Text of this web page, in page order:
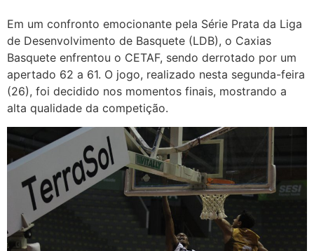
Em um confronto emocionante pela Série Prata da Liga
de Desenvolvimento de Basquete (LDB), o Caxias
Basquete enfrentou o CETAF, sendo derrotado por um
apertado 62 a 61. O jogo, realizado nesta segunda-feira
(26), foi decidido nos momentos finais, mostrando a
alta qualidade da competição.